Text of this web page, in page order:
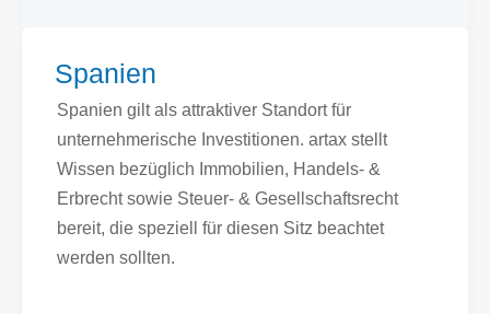
Spanien
Spanien gilt als attraktiver Standort für
unternehmerische Investitionen. artax stellt
Wissen bezüglich Immobilien, Handels- &
Erbrecht sowie Steuer- & Gesellschaftsrecht
bereit, die speziell für diesen Sitz beachtet
werden sollten.